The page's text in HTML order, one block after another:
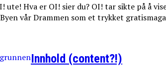
Hva er OI! sier du? OI! tar sikte på å
vår Drammen som et trykket
Innhold (content?!)